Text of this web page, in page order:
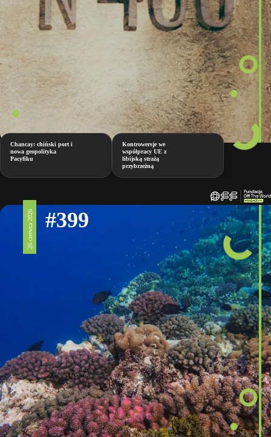
Chancay: chiński port i
nowa geopolityka
Pacyfiku
Kontrowersje we
współpracy UE z
libijską strażą
przybrzeżną
26 czerwca 2026 #399